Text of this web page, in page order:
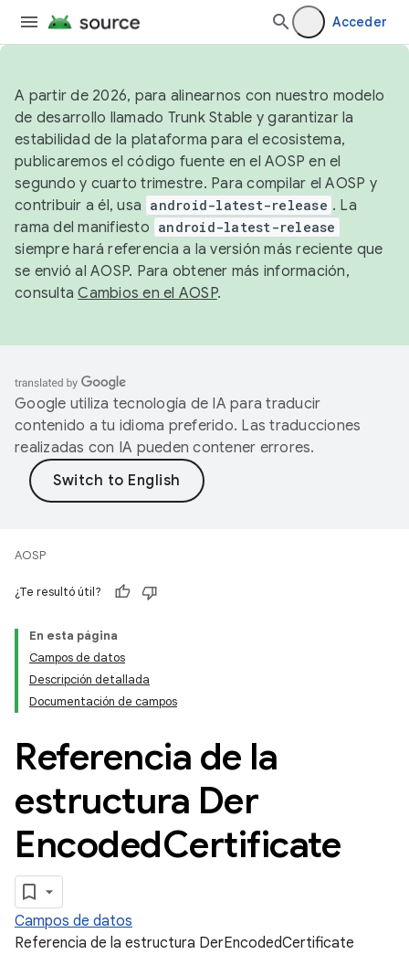
Acceder
A partir de 2026, para alinearnos con nuestro modelo
de desarrollo llamado Trunk Stable y garantizar la
estabilidad de la plataforma para el ecosistema,
publicaremos el código fuente en el AOSP en el
segundo y cuarto trimestre. Para compilar el AOSP y
contribuir a él, usa android-latest-release . La
rama del manifiesto android-latest-release
siempre hará referencia a la versión más reciente que
se envió al AOSP. Para obtener más información,
consultaCambios en el AOSP.
Google utiliza tecnología de IA para traducir
contenido a tu idioma preferido. Las traducciones
realizadas con IA pueden contener errores.
AOSP
¿Te resultó útil?
En esta página
Campos de datos
Descripción detallada
Documentación de campos
Referencia de la
estructura Der
EncodedCertificate
Campos de datos
Referencia de la estructura DerEncodedCertificate